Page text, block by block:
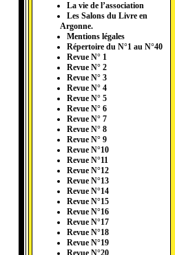
La vie de l’association
Les Salons du Livre en
Argonne.
Mentions légales
Répertoire du N°1 au N°40
Revue N° 1
Revue N° 2
Revue N° 3
Revue N° 4
Revue N° 5
Revue N° 6
Revue N° 7
Revue N° 8
Revue N° 9
Revue N°10
Revue N°11
Revue N°12
Revue N°13
Revue N°14
Revue N°15
Revue N°16
Revue N°17
Revue N°18
Revue N°19